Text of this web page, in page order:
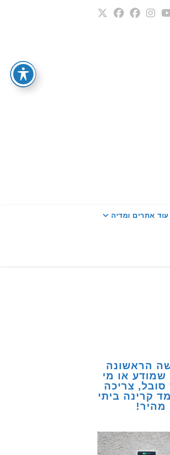
עוד אתרים ומדיה
הראשונה
שמודע או מי
צריכה
קרינה ביתי
מהיר!